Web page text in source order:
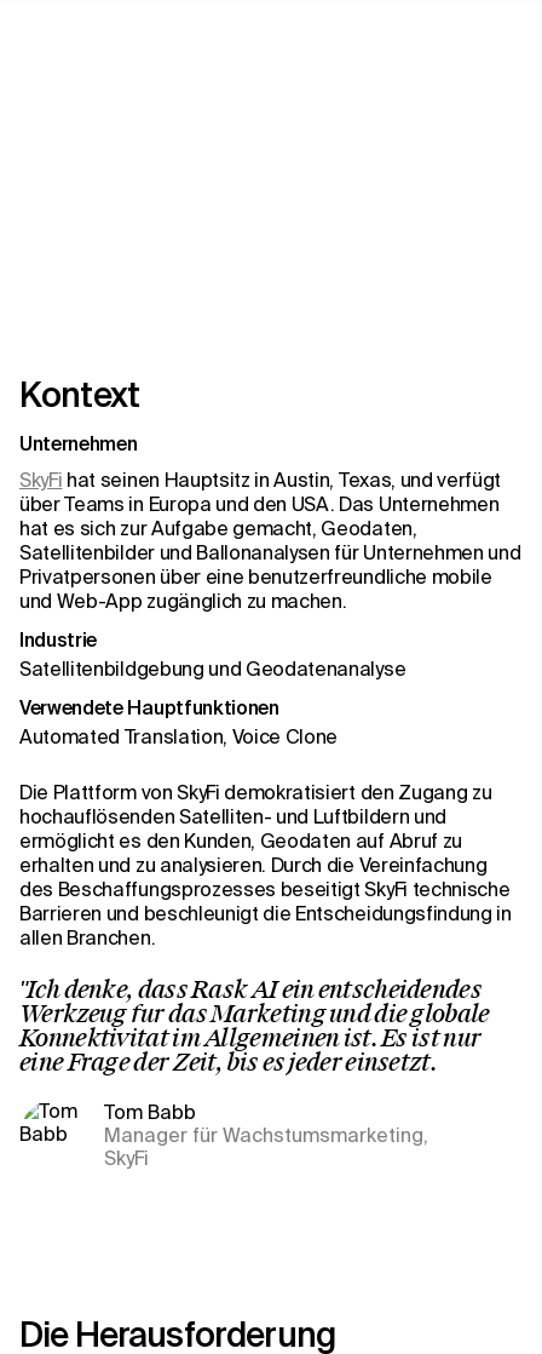
Kontext
Unternehmen
SkyFi hat seinen Hauptsitz in Austin, Texas, und verfügt
über Teams in Europa und den USA. Das Unternehmen
hat es sich zur Aufgabe gemacht, Geodaten,
Satellitenbilder und Ballonanalysen für Unternehmen und
Privatpersonen über eine benutzerfreundliche mobile
und Web-App zugänglich zu machen.
Industrie
Satellitenbildgebung und Geodatenanalyse
Verwendete Hauptfunktionen
Automated Translation, Voice Clone
Die Plattform von SkyFi demokratisiert den Zugang zu
hochauflösenden Satelliten- und Luftbildern und
ermöglicht es den Kunden, Geodaten auf Abruf zu
erhalten und zu analysieren. Durch die Vereinfachung
des Beschaffungsprozesses beseitigt SkyFi technische
Barrieren und beschleunigt die Entscheidungsfindung in
allen Branchen.
"Ich denke, dass Rask AI ein entscheidendes
Werkzeug für das Marketing und die globale
Konnektivität im Allgemeinen ist. Es ist nur
eine Frage der Zeit, bis es jeder einsetzt.
Tom Babb
Manager für Wachstumsmarketing,
SkyFi
Die Herausforderung